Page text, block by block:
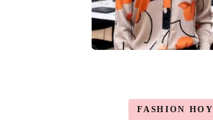
FASHION HOY